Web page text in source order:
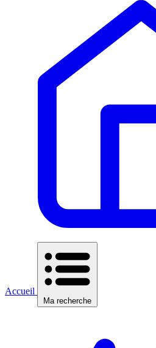
Accueil
Ma recherche